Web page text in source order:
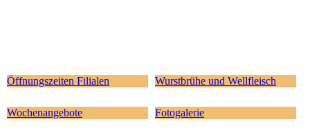
Öffnungszeiten Filialen Wurstbrühe und Wellfleisch
Wochenangebote Fotogalerie